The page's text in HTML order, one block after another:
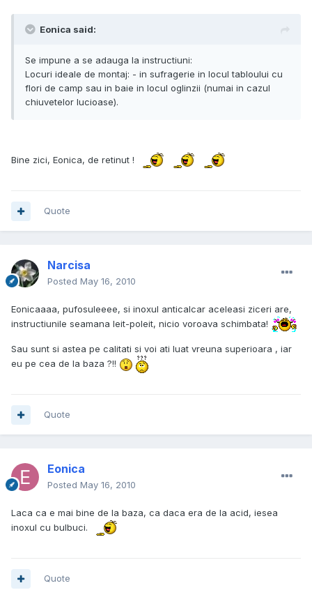
Eonica said:
Se impune a se adauga la instructiuni:
Locuri ideale de montaj: - in sufragerie in locul tabloului cu
flori de camp sau in baie in locul oglinzii (numai in cazul
chiuvetelor lucioase).
Bine zici, Eonica, de retinut !
Quote
Narcisa
Posted May 16, 2010
Eonicaaaa, pufosuleeee, si inoxul anticalcar aceleasi ziceri are,
instructiunile seamana leit-poleit, nicio voroava schimbata!
Sau sunt si astea pe calitati si voi ati luat vreuna superioara , iar
eu pe cea de la baza ?!!
Quote
Eonica
Posted May 16, 2010
Laca ca e mai bine de la baza, ca daca era de la acid, iesea
inoxul cu bulbuci.
Quote